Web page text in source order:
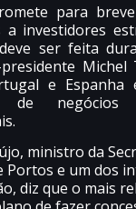
para
investidores
ser feita
Michel
e Espanha
de
ministro da
Portos e um dos
diz que o mais